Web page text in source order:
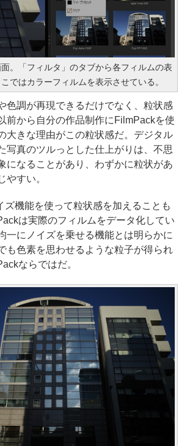
。「フィルタ」のタブから各フィルムの表
ではカラーフィルムを表示させている。
色調が再現できるだけでなく、粒状感
前から自分の作品制作にFilmPackを使
大きな理由がこの粒状感だ。デジタル
写真のツルっとした仕上がりは、不思
になることがあり、わずかに粒状があ
やすい。
ズ機能を使って粒状感を加えることも
は実際のフィルムをデータ化してい
一にノイズを乗せる機能とは明らかに
も色素を思わせるような粒子が得られ
ならではだ。